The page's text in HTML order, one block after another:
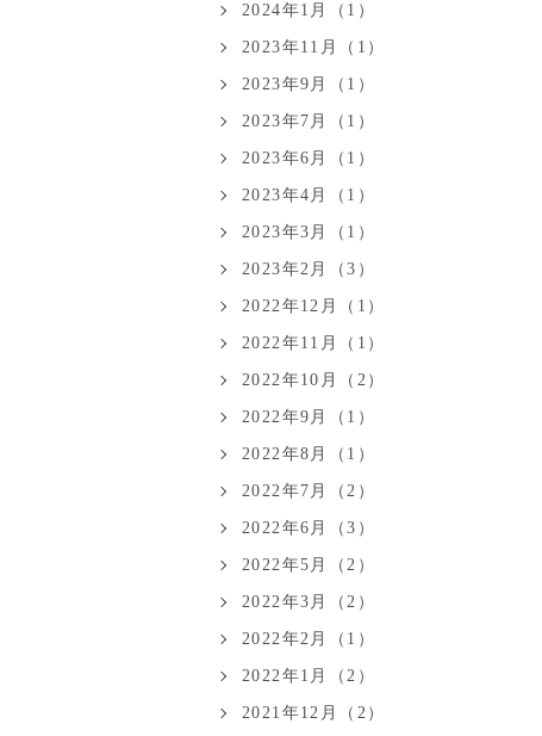
2024年1月（1）
2023年11月（1）
2023年9月（1）
2023年7月（1）
2023年6月（1）
2023年4月（1）
2023年3月（1）
2023年2月（3）
2022年12月（1）
2022年11月（1）
2022年10月（2）
2022年9月（1）
2022年8月（1）
2022年7月（2）
2022年6月（3）
2022年5月（2）
2022年3月（2）
2022年2月（1）
2022年1月（2）
2021年12月（2）